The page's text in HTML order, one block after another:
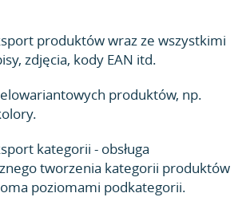
produktów wraz ze wszystkimi
zdjęcia, kody EAN itd.
produktów, np.
kategorii - obsługa
tworzenia kategorii produktów
poziomami podkategorii.